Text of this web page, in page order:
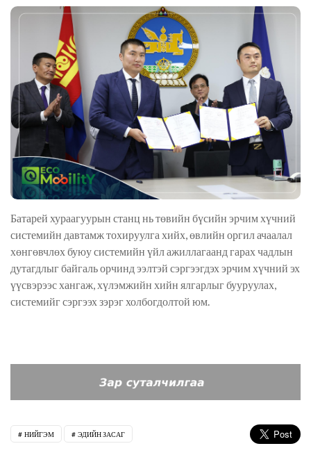
Батарей хураагуурын станц нь төвийн бүсийн эрчим хүчний
системийн давтамж тохируулга хийх, өвлийн оргил ачаалал
хөнгөвчлөх буюу системийн үйл ажиллагаанд гарах чадлын
дутагдлыг байгаль орчинд ээлтэй сэргээгдэх эрчим хүчний эх
үүсвэрээс хангаж, хүлэмжийн хийн ялгарлыг бууруулах,
системийг сэргээх зэрэг холбогдолтой юм.
НИЙГЭМ ЭДИЙН ЗАСАГ